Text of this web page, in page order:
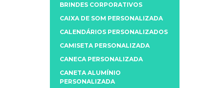
BRINDES CORPORATIVOS
CAIXA DE SOM PERSONALIZADA
CALENDÁRIOS PERSONALIZADOS
CAMISETA PERSONALIZADA
CANECA PERSONALIZADA
CANETA ALUMÍNIO
PERSONALIZADA